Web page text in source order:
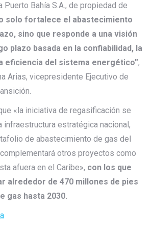
Puerto Bahía S.A., de propiedad de
solo fortalece el abastecimiento
sino que responde a una visión
plazo basada en la confiabilidad, la
eficiencia del sistema energético”,
Arias, vicepresidente Ejecutivo de
«la iniciativa de regasificación se
infraestructura estratégica nacional,
de abastecimiento de gas del
otros proyectos como
afuera en el Caribe», con los que
alrededor de 470 millones de pies
gas hasta 2030.